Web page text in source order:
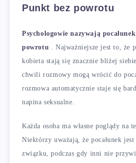
Punkt bez powrotu
Psychologowie nazywają
powrotu . Najważniejsze jest to, że
kobieta stają się znacznie bliżej
chwili rozmowy mogą wrócić do
rozmowa automatycznie staje się
napina seksualne.
Każda osoba ma własne poglądy na
Niektórzy uważają, że pocałunek
związku, podczas gdy inni nie